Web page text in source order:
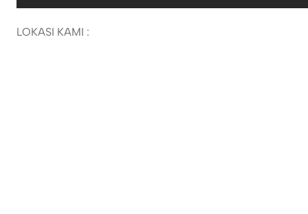
LOKASI KAMI :